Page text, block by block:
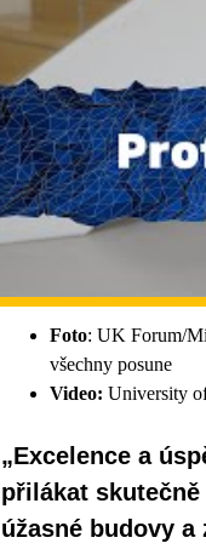
Foto: UK Forum/
všechny posune
Video: University
„Excelence a
přilákat
úžasné budovy